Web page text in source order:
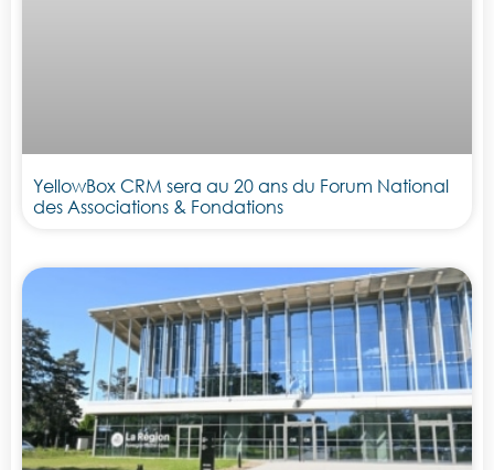
YellowBox CRM sera au 20 ans du Forum National
des Associations & Fondations